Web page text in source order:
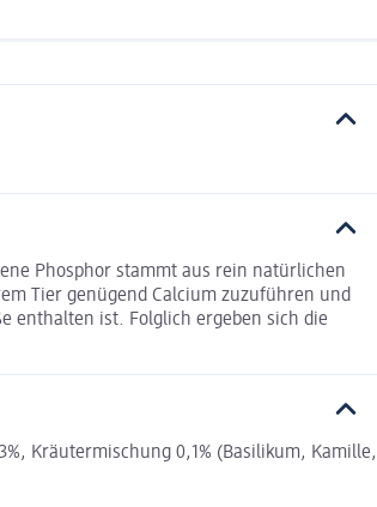
Phosphor stammt aus rein natürlichen
Tier genügend Calcium zuzuführen und
enthalten ist. Folglich ergeben sich die
Kräutermischung 0,1% (Basilikum, Kamille,